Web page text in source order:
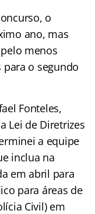
o
ano, mas
menos
o segundo
Fonteles,
Lei de Diretrizes
a equipe
inclua na
em abril para
para áreas de
Civil) em